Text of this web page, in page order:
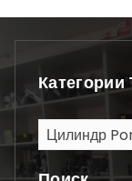
Категории
Цилиндр